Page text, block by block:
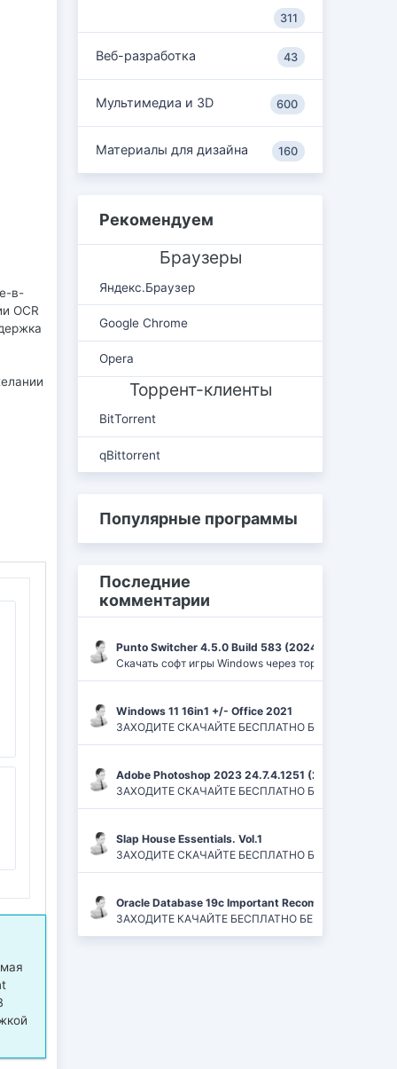
в-
OCR
311
Веб-разработка 43
Мультимедиа и 3D 600
Материалы для дизайна 160
Рекомендуем
Браузеры
Яндекс.Браузер
Google Chrome
Opera
Торрент-клиенты
BitTorrent
qBittorrent
Популярные программы
Последние
комментарии
Punto Switcher 4.5.0 Build 583 (2024) РС | RePack
Скачать софт игры Windows через торрент Ufrag:
Windows 11 16in1 +/- Office 2021
ЗАХОДИТЕ СКАЧАЙТЕ БЕСПЛАТНО БЕЗ
Adobe Photoshop 2023 24.7.4.1251 (2024) PC |
ЗАХОДИТЕ СКАЧАЙТЕ БЕСПЛАТНО БЕЗ
Slap House Essentials. Vol.1
ЗАХОДИТЕ СКАЧАЙТЕ БЕСПЛАТНО БЕЗ
Oracle Database 19c Important Recommended One-
ЗАХОДИТЕ КАЧАЙТЕ БЕСПЛАТНО БЕЗ РЕГИСТРАЦИЙ